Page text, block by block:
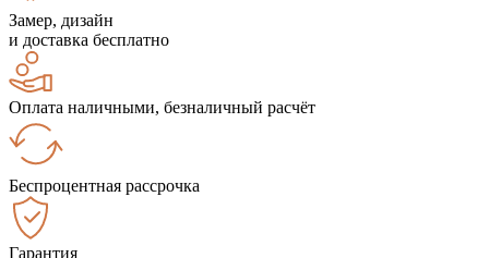
Замер, дизайн
и доставка бесплатно
Оплата наличными, безналичный расчёт
Беспроцентная рассрочка
Гарантия